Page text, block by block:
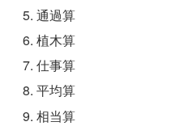
通過算
植木算
仕事算
平均算
相当算